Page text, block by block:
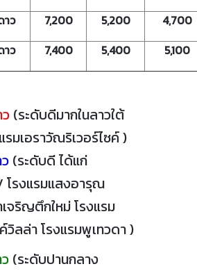
ว
7,200 5,200
4,700
ว
7,400 5,400 5,100
(ระดับดีมากในลาวใต้
รมเอราวัณริเวอร์ไซค์ )
(ระดับดี ได้แก่
โรงแรมแสงอารุณ
จริญตึกใหม่ โรงแรม
วิลล่าโรงแรมพูเทวดา )
(ระดับปานกลาง